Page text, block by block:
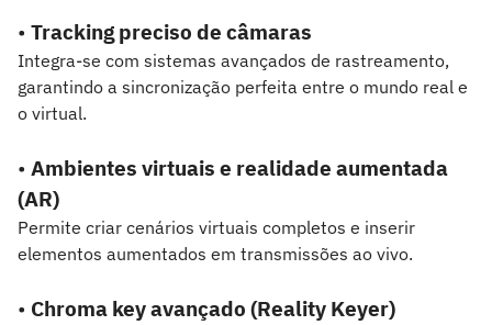
• Tracking preciso de câmaras
Integra-se com sistemas avançados de rastreamento,
garantindo a sincronização perfeita entre o mundo real e
o virtual.
• Ambientes virtuais e realidade aumentada
(AR)
Permite criar cenários virtuais completos e inserir
elementos aumentados em transmissões ao vivo.
• Chroma key avançado (Reality Keyer)